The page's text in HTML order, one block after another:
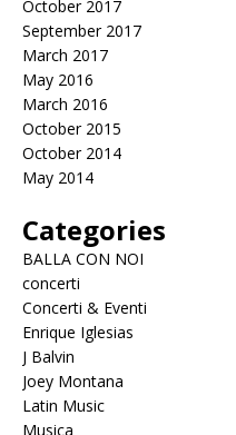
October 2017
September 2017
March 2017
May 2016
March 2016
October 2015
October 2014
May 2014
Categories
BALLA CON NOI
concerti
Concerti & Eventi
Enrique Iglesias
J Balvin
Joey Montana
Latin Music
Musica